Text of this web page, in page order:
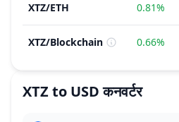
XTZ/ETH 0.81%
XTZ/Blockchain 0.66%
XTZ to USD कनवर्टर